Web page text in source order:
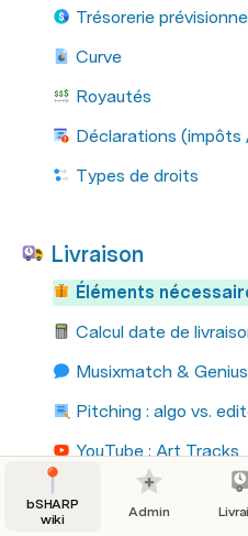
Trésorerie
Curve
Royautés
Déclarations (impôts
Types de droits
Livraison
Éléments
Calcul date de
Musixmatch & Genius
Pitching : algo vs.
YouTube : Art Tracks
Plateformes livrées
bSHARP
wiki
Admin